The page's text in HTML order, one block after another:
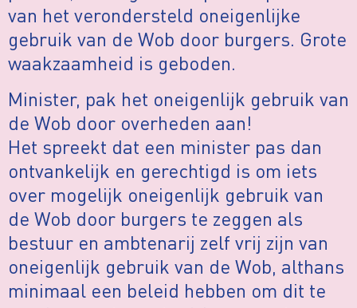
van het verondersteld oneigenlijke
gebruik van de Wob door burgers. Grote
waakzaamheid is geboden.
Minister, pak het oneigenlijk gebruik van
de Wob door overheden aan!
Het spreekt dat een minister pas dan
ontvankelijk en gerechtigd is om iets
over mogelijk oneigenlijk gebruik van
de Wob door burgers te zeggen als
bestuur en ambtenarij zelf vrij zijn van
oneigenlijk gebruik van de Wob, althans
minimaal een beleid hebben om dit te